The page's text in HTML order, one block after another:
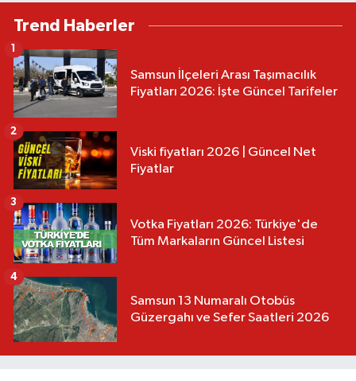
Trend Haberler
Samsun İlçeleri Arası Taşımacılık
Fiyatları 2026: İşte Güncel Tarifeler
1
Viski fiyatları 2026 | Güncel Net
Fiyatlar
2
Votka Fiyatları 2026: Türkiye'de
Tüm Markaların Güncel Listesi
3
Samsun 13 Numaralı Otobüs
Güzergahı ve Sefer Saatleri 2026
4